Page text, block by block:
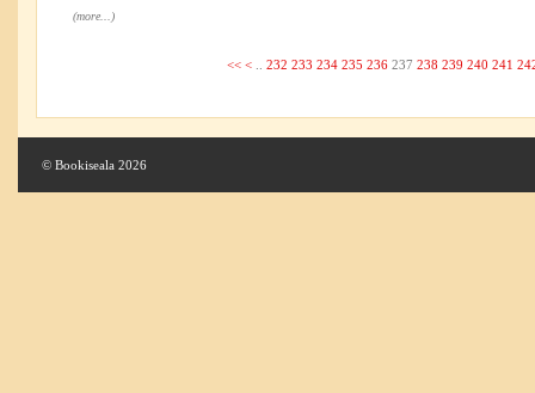
(more...)
<< <.. 232 233 234 235 236 237 238 239 240 241
© Bookiseala 2026